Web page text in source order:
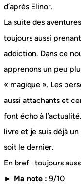
d’après Elinor.
La suite des
toujours aussi
addiction. Dans ce
apprenons un peu
« magique ». Les
aussi attachants et
font écho à
livre et je suis déjà
soit le dernier.
En bref : toujours
► Ma note : 9/10